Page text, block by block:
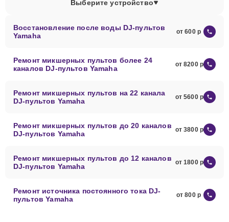
Выберите устройство
Восстановление после воды DJ-пультов
Yamaha
от 600
Ремонт микшерных пультов более 24
каналов DJ-пультов Yamaha
от 8200
Ремонт микшерных пультов на 22 канала
DJ-пультов Yamaha
от 5600
Ремонт микшерных пультов до 20 каналов
DJ-пультов Yamaha
от 3800
Ремонт микшерных пультов до 12 каналов
DJ-пультов Yamaha
от 1800
Ремонт источника постоянного тока DJ-
пультов Yamaha
от 800